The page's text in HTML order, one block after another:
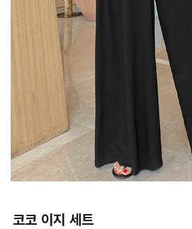
코코 이지 세트